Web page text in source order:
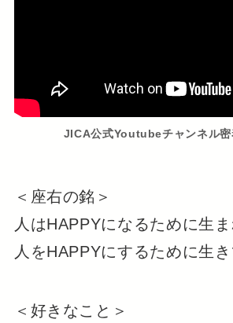
JICA公式Youtubeチャンネル密
​​＜座右の銘＞
人はHAPPYになるために生ま
人をHAPPYにするために生き
＜好きなこと＞